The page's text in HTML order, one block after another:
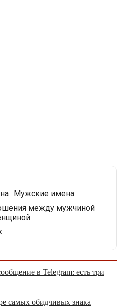
Мужские имена
между мужчиной
в Telegram: есть три
самых обидчивых знака